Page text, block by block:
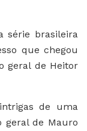
série brasileira
que chegou
geral de Heitor
de uma
geral de Mauro